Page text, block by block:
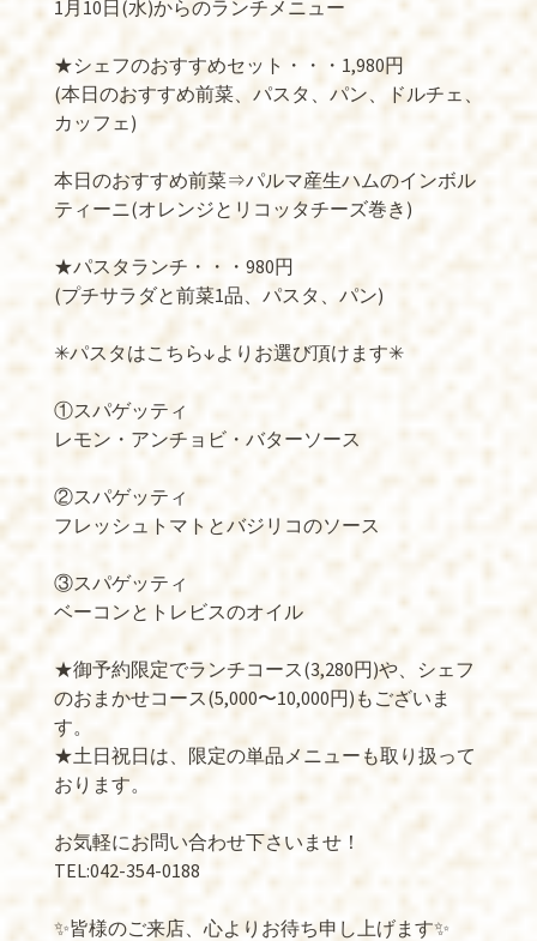
1月10日(水)からのランチメニュー
★シェフのおすすめセット・・・1,980円
(本日のおすすめ前菜、パスタ、パン、ドルチェ、
カッフェ)
本日のおすすめ前菜⇒パルマ産生ハムのインボル
ティーニ(オレンジとリコッタチーズ巻き)
★パスタランチ・・・980円
(プチサラダと前菜1品、パスタ、パン)
✳︎パスタはこちら↓よりお選び頂けます✳︎
①スパゲッティ
レモン・アンチョビ・バターソース
②スパゲッティ
フレッシュトマトとバジリコのソース
③スパゲッティ
ベーコンとトレビスのオイル
★御予約限定でランチコース(3,280円)や、シェフ
のおまかせコース(5,000〜10,000円)もございま
す。
★土日祝日は、限定の単品メニューも取り扱って
おります。
お気軽にお問い合わせ下さいませ！
TEL:042-354-0188
✨皆様のご来店、心よりお待ち申し上げます✨